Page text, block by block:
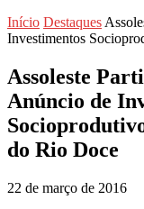
Início Destaques
Investimentos
Assoleste
Anúncio de
do Rio Doce
22 de março de 2016